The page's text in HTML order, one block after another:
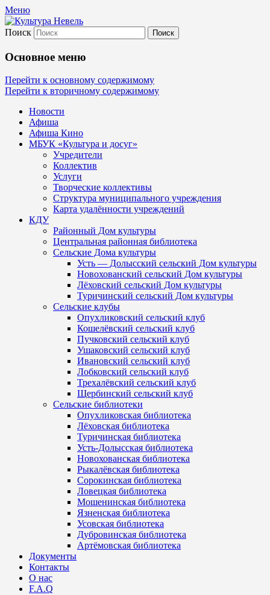
Меню
Культура Невель
МБУК Невельского района "Культура
и досуг"
Поиск
Основное меню
Перейти к основному содержимому
Перейти к вторичному содержимому
Новости
Афиша
Афиша Кино
МБУК «Культура и досуг»
Учредители
Коллектив
Услуги
Творческие коллективы
Структура муниципального учреждения
Карта удалённости учреждений
КДУ
Районный Дом культуры
Центральная районная библиотека
Сельские Дома культуры
Усть — Долысский сельский Дом культуры
Новохованский сельский Дом культуры
Лёховский сельский Дом культуры
Туричинский сельский Дом культуры
Сельские клубы
Опухликовский сельский клуб
Кошелёвский сельский клуб
Пучковский сельский клуб
Ушаковский сельский клуб
Ивановский сельский клуб
Лобковский сельский клуб
Трехалёвский сельский клуб
Щербинский сельский клуб
Сельские библиотеки
Опухликовская библиотека
Лёховская библиотека
Туричинская библиотека
Усть-Долысская библиотека
Новохованская библиотека
Рыкалёвская библиотека
Сорокинская библиотека
Ловецкая библиотека
Мошенинская библиотека
Язненская библиотека
Усовская библиотека
Дубровинская библиотека
Артёмовская библиотека
Документы
Контакты
О нас
F.A.Q